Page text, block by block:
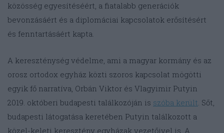
közösség egyesítéséért, a fiatalabb generációk
bevonzásáért és a diplomáciai kapcsolatok erősítésért
és fenntartásáért kapta.
A kereszténység védelme, ami a magyar kormány és az
orosz ortodox egyház közti szoros kapcsolat mögötti
egyik fő narratíva, Orbán Viktor és Vlagyimir Putyin
2019. októberi budapesti találkozóján is szóba került. Sőt,
budapesti látogatása keretében Putyin találkozott a
közel-keleti keresztény egyházak vezetőivel is. A